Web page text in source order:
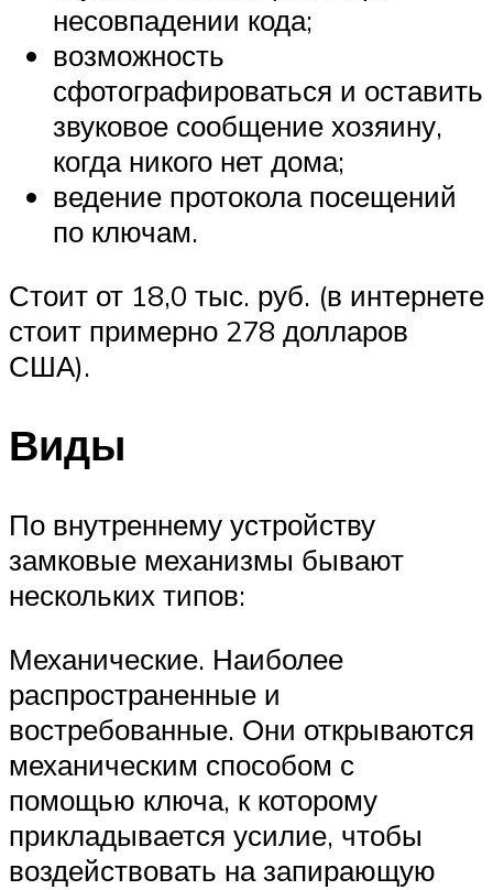
несовпадении кода;
возможность
сфотографироваться и оставить
звуковое сообщение хозяину,
когда никого нет дома;
ведение протокола посещений
по ключам.
Стоит от 18,0 тыс. руб. (в интернете
стоит примерно 278 долларов
США).
Виды
По внутреннему устройству
замковые механизмы бывают
нескольких типов:
Механические. Наиболее
распространенные и
востребованные. Они открываются
механическим способом с
помощью ключа, к которому
прикладывается усилие, чтобы
воздействовать на запирающую